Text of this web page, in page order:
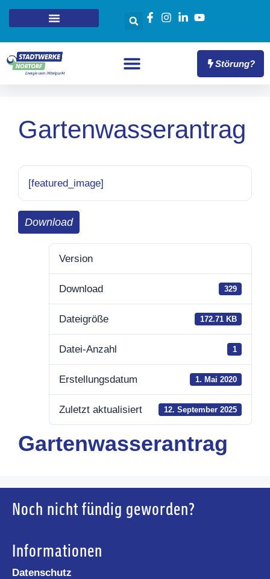
Störung?
Gartenwasserantrag
[featured_image]
Download
Version
Download 329
Dateigröße 172.71 KB
Datei-Anzahl 1
Erstellungsdatum 1. Mai 2020
Zuletzt aktualisiert 12. September 2025
Gartenwasserantrag
Noch nicht fündig geworden?
Informationen
Datenschutz